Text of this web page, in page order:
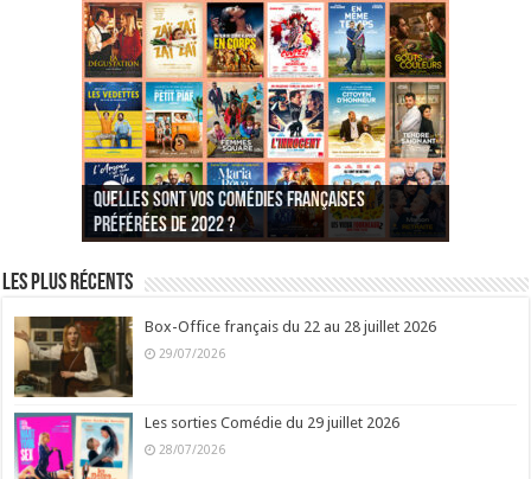
Quelles sont vos comédies françaises
préférées de 2022 ?
Quel est votre personnage préféré du Père
Noël est une ordure ?
Quelles sont vos comédies françaises
préférées de 2021 ?
Quel est votre « Gendarme » préféré ?
Quels sont vos 3 comédies de Jean-Marie Poiré
préférées ?
Quel est votre « Tati » préféré ?
Quel est votre « bronzé » préféré ?
Les plus récents
Box-Office français du 22 au 28 juillet 2026
29/07/2026
Les sorties Comédie du 29 juillet 2026
28/07/2026